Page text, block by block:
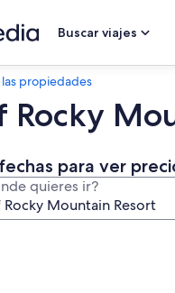
Buscar viajes
propiedades
Rocky
para ver
quieres ir?